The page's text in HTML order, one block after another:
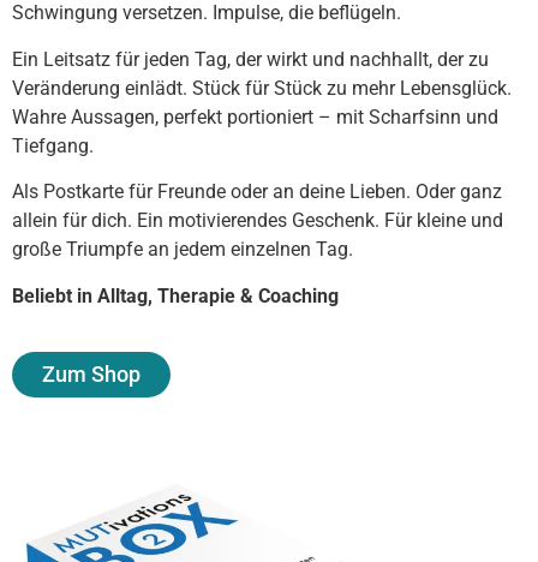
Schwingung versetzen. Impulse, die beflügeln.
Ein Leitsatz für jeden Tag, der wirkt und nachhallt, der zu
Veränderung einlädt. Stück für Stück zu mehr Lebensglück.
Wahre Aussagen, perfekt portioniert – mit Scharfsinn und
Tiefgang.
Als Postkarte für Freunde oder an deine Lieben. Oder ganz
allein für dich. Ein motivierendes Geschenk. Für kleine und
große Triumpfe an jedem einzelnen Tag.
Beliebt in Alltag, Therapie & Coaching
Zum Shop